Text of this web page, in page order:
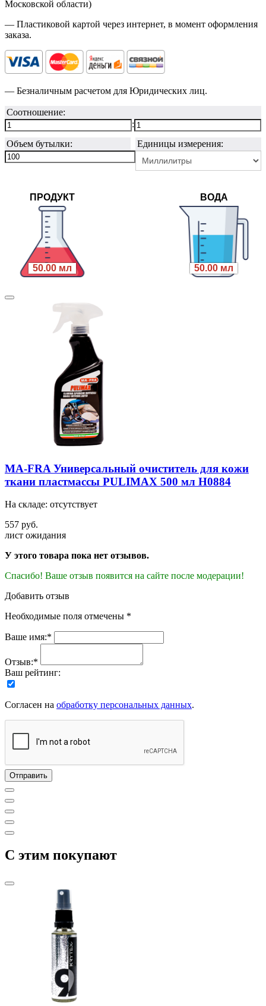
Московской области)
— Пластиковой картой через интернет, в момент оформления
заказа.
— Безналичным расчетом для Юридических лиц.
Соотношение:
:
Объем бутылки:
Единицы измерения:
ПРОДУКТ
50.00 мл
ВОДА
50.00 мл
MA-FRA Универсальный очиститель для кожи
ткани пластмассы PULIMAX 500 мл H0884
На складе: отсутствует
557 руб.
лист ожидания
У этого товара пока нет отзывов.
Спасибо! Ваше отзыв появится на сайте после модерации!
Добавить отзыв
Необходимые поля отмечены *
Ваше имя:*
Отзыв:*
Ваш рейтинг:
Согласен на обработку персональных данных.
C этим покупают